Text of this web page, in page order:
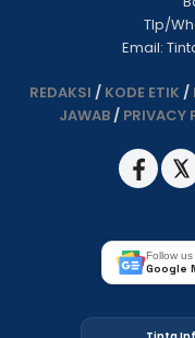
Tlp/
Email:
REDAKSI / KODE ETIK /
JAWAB/ PRIVACY
Follow us
Google